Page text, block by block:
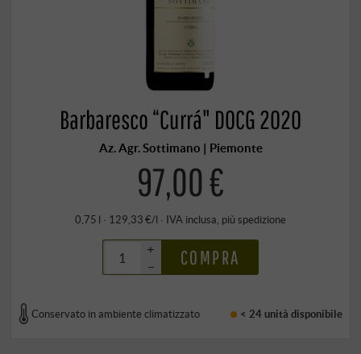
Barbaresco “Currá" DOCG 2020
Az. Agr. Sottimano | Piemonte
97,00 €
0,75 l · 129,33 €/l · IVA inclusa, più spedizione
+
–
COMPRA
Conservato in ambiente climatizzato < 24 unità disponibile